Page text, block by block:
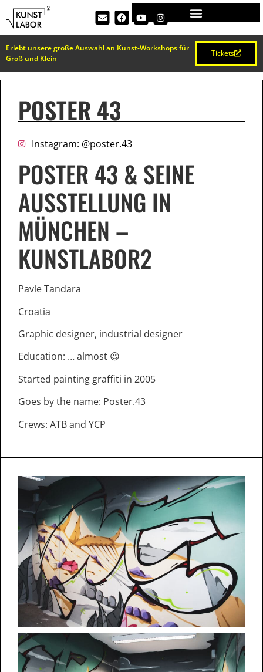
Erlebt unsere große Auswahl an Kunst-Workshops für
Groß und Klein
Tickets
POSTER 43
Instagram: @poster.43
POSTER 43 & SEINE
AUSSTELLUNG IN
MÜNCHEN –
KUNSTLABOR2
Pavle Tandara
Croatia
Graphic designer, industrial designer
Education: … almost 😉
Started painting graffiti in 2005
Goes by the name: Poster.43
Crews: ATB and YCP